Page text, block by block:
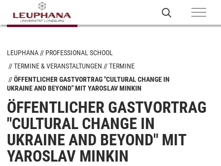
LEUPHANA
PROFESSIONAL SCHOOL
TERMINE & VERANSTALTUNGEN
TERMINE
ÖFFENTLICHER GASTVORTRAG "CULTURAL CHANGE IN
UKRAINE AND BEYOND" MIT YAROSLAV MINKIN
ÖFFENTLICHER GASTVORTRAG
"CULTURAL CHANGE IN
UKRAINE AND BEYOND" MIT
YAROSLAV MINKIN